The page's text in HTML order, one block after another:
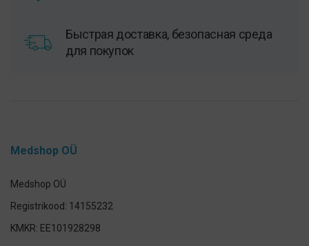
Быстрая доставка, безопасная среда
для покупок
Medshop OÜ
Medshop OÜ
Registrikood: 14155232
KMKR: EE101928298